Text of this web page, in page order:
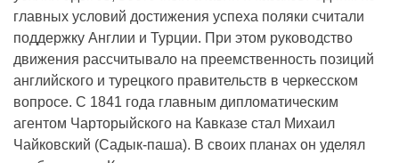
главных условий достижения успеха поляки считали
поддержку Англии и Турции. При этом руководство
движения рассчитывало на преемственность позиций
английского и турецкого правительств в черкесском
вопросе. С 1841 года главным дипломатическим
агентом Чарторыйского на Кавказе стал Михаил
Чайковский (Садык-паша). В своих планах он уделял